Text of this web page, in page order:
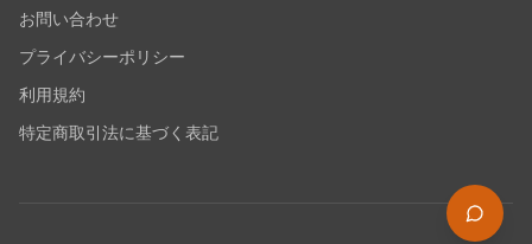
お問い合わせ
プライバシーポリシー
利用規約
特定商取引法に基づく表記